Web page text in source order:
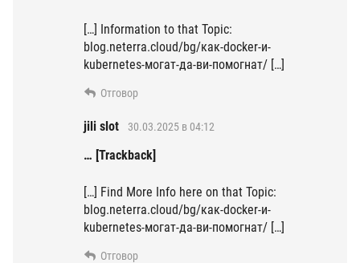
[…] Information to that Topic:
blog.neterra.cloud/bg/как-docker-и-
kubernetes-могат-да-ви-помогнат/ […]
Отговор
jili slot 30.03.2025 в 04:12
… [Trackback]
[…] Find More Info here on that Topic:
blog.neterra.cloud/bg/как-docker-и-
kubernetes-могат-да-ви-помогнат/ […]
Отговор